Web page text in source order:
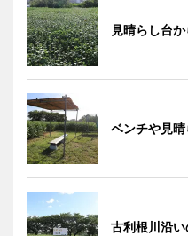
見晴らし台
ベンチや見
古利根川沿